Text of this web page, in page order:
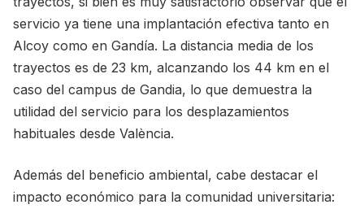
servicio ya tiene una implantación efectiva tanto en
Alcoy como en Gandía. La distancia media de los
trayectos es de 23 km, alcanzando los 44 km en el
caso del campus de Gandia, lo que demuestra la
utilidad del servicio para los desplazamientos
habituales desde València.
Además del beneficio ambiental, cabe destacar el
impacto económico para la comunidad universitaria: